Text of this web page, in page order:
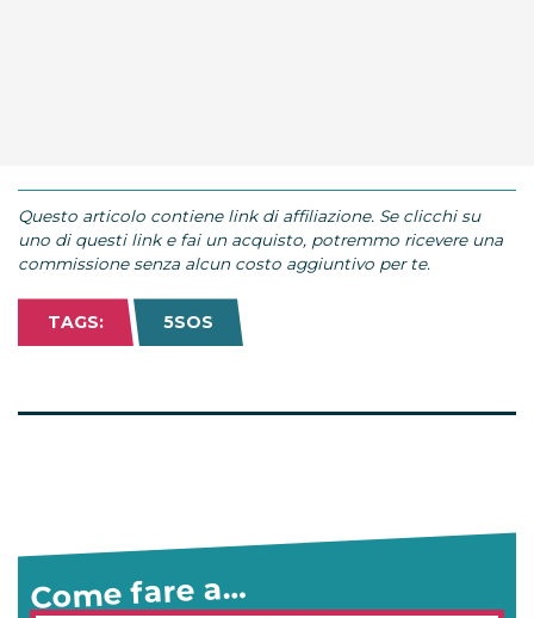
Questo articolo contiene link di affiliazione. Se clicchi su
uno di questi link e fai un acquisto, potremmo ricevere una
commissione senza alcun costo aggiuntivo per te.
TAGS: 5SOS
Come fare a…